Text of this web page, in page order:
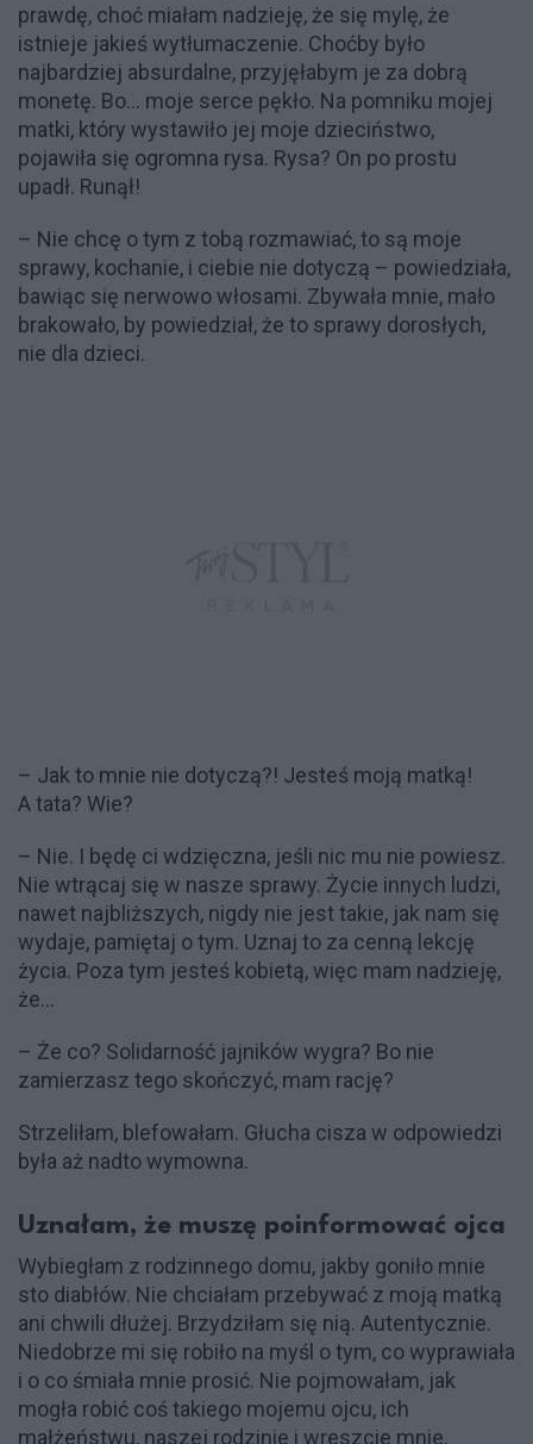
prawdę, choć miałam nadzieję, że się mylę, że
istnieje jakieś wytłumaczenie. Choćby było
najbardziej absurdalne, przyjęłabym je za dobrą
monetę. Bo... moje serce pękło. Na pomniku mojej
matki, który wystawiło jej moje dzieciństwo,
pojawiła się ogromna rysa. Rysa? On po prostu
upadł. Runął!
– Nie chcę o tym z tobą rozmawiać, to są moje
sprawy, kochanie, i ciebie nie dotyczą – powiedziała,
bawiąc się nerwowo włosami. Zbywała mnie, mało
brakowało, by powiedział, że to sprawy dorosłych,
nie dla dzieci.
– Jak to mnie nie dotyczą?! Jesteś moją matką!
A tata? Wie?
– Nie. I będę ci wdzięczna, jeśli nic mu nie powiesz.
Nie wtrącaj się w nasze sprawy. Życie innych ludzi,
nawet najbliższych, nigdy nie jest takie, jak nam się
wydaje, pamiętaj o tym. Uznaj to za cenną lekcję
życia. Poza tym jesteś kobietą, więc mam nadzieję,
że…
– Że co? Solidarność jajników wygra? Bo nie
zamierzasz tego skończyć, mam rację?
Strzeliłam, blefowałam. Głucha cisza w odpowiedzi
była aż nadto wymowna.
Uznałam, że muszę poinformować ojca
Wybiegłam z rodzinnego domu, jakby goniło mnie
sto diabłów. Nie chciałam przebywać z moją matką
ani chwili dłużej. Brzydziłam się nią. Autentycznie.
Niedobrze mi się robiło na myśl o tym, co wyprawiała
i o co śmiała mnie prosić. Nie pojmowałam, jak
mogła robić coś takiego mojemu ojcu, ich
małżeństwu, naszej rodzinie i wreszcie mnie,